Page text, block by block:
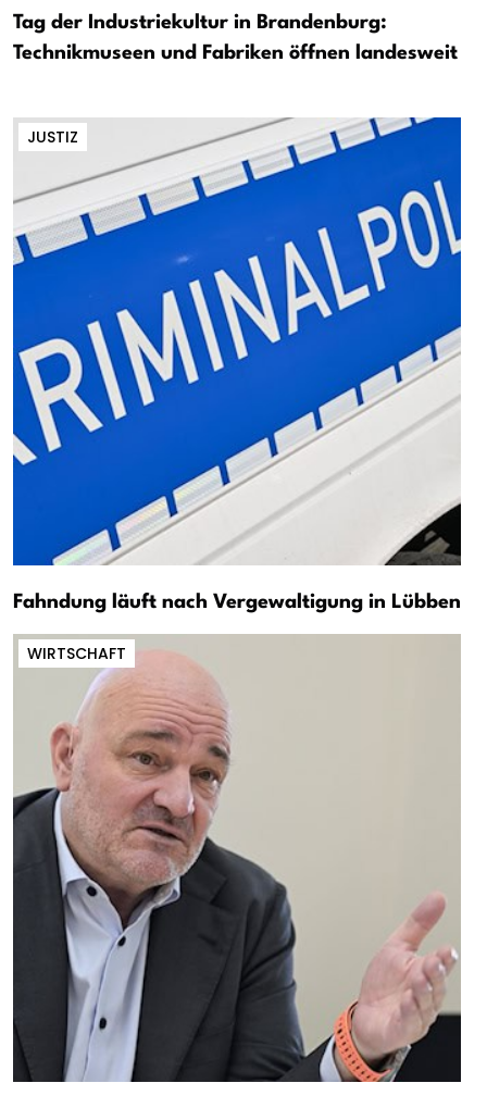
Tag der Industriekultur in Brandenburg:
Technikmuseen und Fabriken öffnen landesweit
JUSTIZ
Fahndung läuft nach Vergewaltigung in Lübben
WIRTSCHAFT